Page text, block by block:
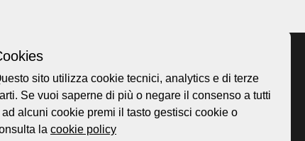
Home page
About
sito utilizza cookie tecnici, analytics e di terze
Se vuoi saperne di più o negare il consenso a tutti
ad alcuni cookie premi il tasto gestisci cookie o
la cookie policy